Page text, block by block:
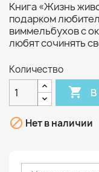
Книга «Жизнь
подарком
виммельбухов с
любят сочинять
Количество

 Нет в наличии